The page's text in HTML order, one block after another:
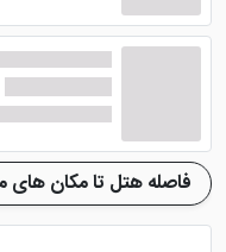
امکانات
سنگاپور
هتل گودوود پارک شهر
که یکی برای کودکان و
شده است. مجموعه
فاصله هتل تا مکان های